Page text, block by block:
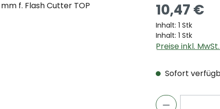
10,47 €
Inhalt: 1 Stk
Inhalt: 1 Stk
Preise inkl.
Sofort